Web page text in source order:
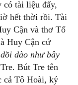
tài liệu đấy,
hết thời rồi. Tài
Cận và thơ Tố
Huy Cận cứ
dồi dào như bây
Bút Tre tên
cả Tô Hoài, ký